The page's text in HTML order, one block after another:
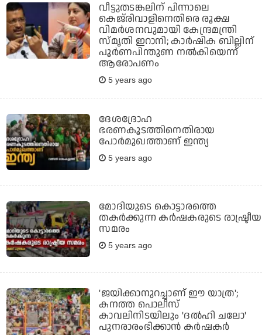
വീട്ടുതടങ്കലിന് പിന്നാലെ
കെജ്‌രിവാളിനെതിരെ രൂക്ഷ
വിമര്‍ശനവുമായി കേന്ദ്രമന്ത്രി
സ്മൃതി ഇറാനി; കാര്‍ഷിക ബില്ലിന്
പൂര്‍ണപിന്തുണ നല്‍കിയെന്ന്
ആരോപണം
5 years ago
ദേശദ്രോഹ
ഭരണകൂടത്തിനെതിരായ
പോര്‍മുഖത്താണ് ഇന്ത്യ
5 years ago
മോദിയുടെ കൊട്ടാരത്തെ
തകര്‍ക്കുന്ന കര്‍ഷകരുടെ രാഷ്ട്രീയ
സമരം
5 years ago
'ജയിക്കാനുറച്ചാണ് ഈ യാത്ര';
കനത്ത പൊലീസ്
കാവലിനിടയിലും 'ദല്‍ഹി ചലോ'
പുനരാരംഭിക്കാന്‍ കര്‍ഷകര്‍